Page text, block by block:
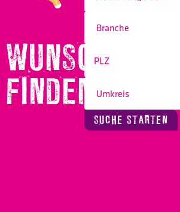
WUNSCHBERUF
FINDEN!
SUCHE STARTEN